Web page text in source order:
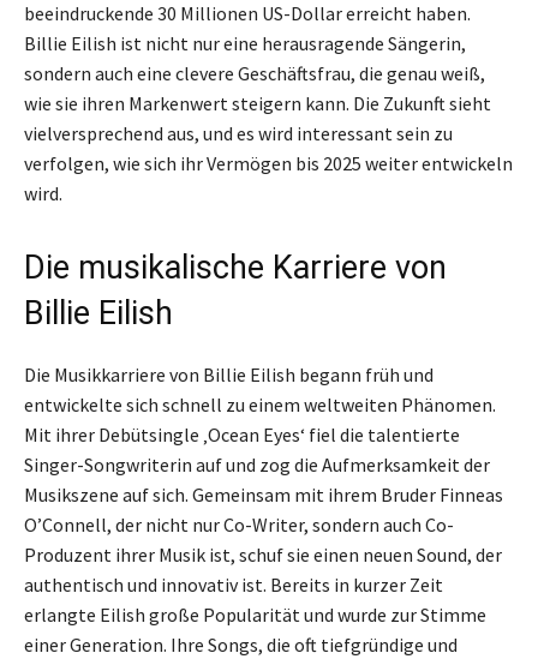
beeindruckende 30 Millionen US-Dollar erreicht haben.
Billie Eilish ist nicht nur eine herausragende Sängerin,
sondern auch eine clevere Geschäftsfrau, die genau weiß,
wie sie ihren Markenwert steigern kann. Die Zukunft sieht
vielversprechend aus, und es wird interessant sein zu
verfolgen, wie sich ihr Vermögen bis 2025 weiter entwickeln
wird.
Die musikalische Karriere von
Billie Eilish
Die Musikkarriere von Billie Eilish begann früh und
entwickelte sich schnell zu einem weltweiten Phänomen.
Mit ihrer Debütsingle ‚Ocean Eyes‘ fiel die talentierte
Singer-Songwriterin auf und zog die Aufmerksamkeit der
Musikszene auf sich. Gemeinsam mit ihrem Bruder Finneas
O’Connell, der nicht nur Co-Writer, sondern auch Co-
Produzent ihrer Musik ist, schuf sie einen neuen Sound, der
authentisch und innovativ ist. Bereits in kurzer Zeit
erlangte Eilish große Popularität und wurde zur Stimme
einer Generation. Ihre Songs, die oft tiefgründige und